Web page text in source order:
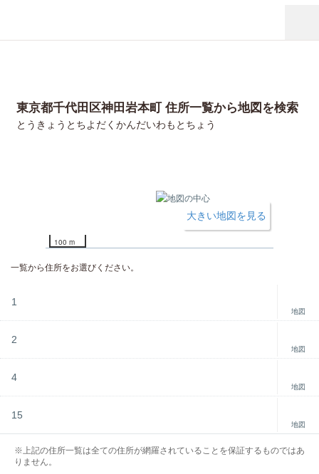
東京都千代田区神田岩本町 住所一覧から地図を検索
とうきょうとちよだくかんだいわもとちょう
100 m
大きい地図を見る
一覧から住所をお選びください。
1
地図
2
地図
4
地図
15
地図
※上記の住所一覧は全ての住所が網羅されていることを保証するものではあ
りません。